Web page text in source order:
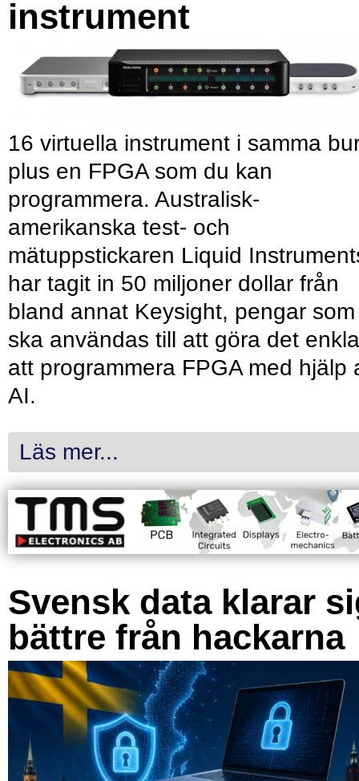
instrument
16 virtuella instrument i samma
plus en FPGA som du kan
programmera. Australisk-
amerikanska test- och
mätuppstickaren Liquid
har tagit in 50 miljoner dollar från
bland annat Keysight, pengar som
ska användas till att göra det
att programmera FPGA med hjälp
AI.
Läs mer...
Svensk data klarar
bättre från hackarna